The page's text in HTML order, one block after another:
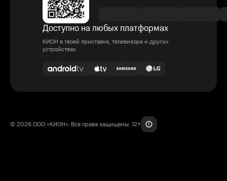
Доступно на любых платформах
КИОН в твоей приставке, телевизоре и других
устройствах
© 2026 ООО «КИОН». Все права защищены. 12+